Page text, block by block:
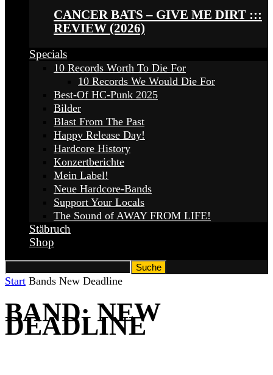
CANCER BATS – GIVE ME DIRT :::
REVIEW (2026)
Specials
10 Records Worth To Die For
10 Records We Would Die For
Best-Of HC-Punk 2025
Bilder
Blast From The Past
Happy Release Day!
Hardcore History
Konzertberichte
Mein Label!
Neue Hardcore-Bands
Support Your Locals
The Sound of AWAY FROM LIFE!
Stäbruch
Shop
Start Bands New Deadline
BAND: NEW
DEADLINE